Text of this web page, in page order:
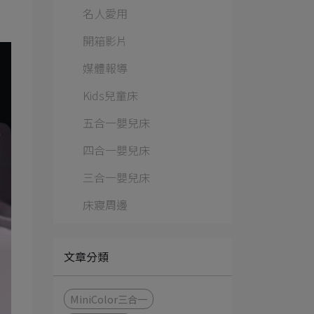
名人愛用
開箱影片
媒體報導
Kids兒童床
五合一嬰兒床
四合一嬰兒床
三合一嬰兒床
床寢周邊
文章分類
MiniColor三合一